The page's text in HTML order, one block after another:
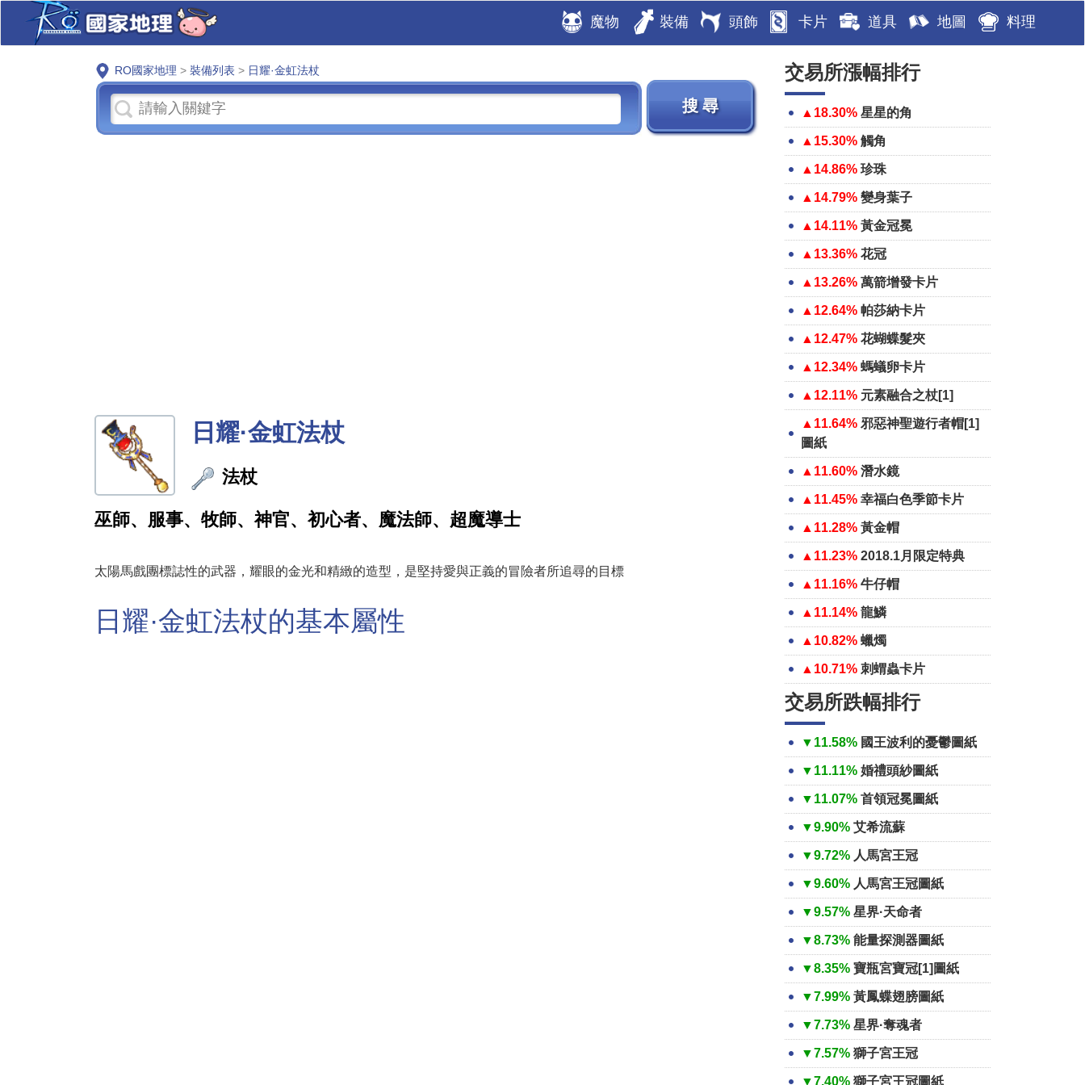
魔物 裝備 頭飾 卡片 道具 地圖 料理
RO國家地理 > 裝備列表 > 日耀·金虹法杖
日耀·金虹法杖
法杖
巫師、服事、牧師、神官、初心者、魔法師、超魔導士
太陽馬戲團標誌性的武器，耀眼的金光和精緻的造型，是堅持愛與正義的冒險者所追尋的目標
日耀·金虹法杖的基本屬性
交易所漲幅排行
▲18.30% 星星的角
▲15.30% 觸角
▲14.86% 珍珠
▲14.79% 變身葉子
▲14.11% 黃金冠冕
▲13.36% 花冠
▲13.26% 萬箭增發卡片
▲12.64% 帕莎納卡片
▲12.47% 花蝴蝶髮夾
▲12.34% 螞蟻卵卡片
▲12.11% 元素融合之杖[1]
▲11.64% 邪惡神聖遊行者帽[1]
圖紙
▲11.60% 潛水鏡
▲11.45% 幸福白色季節卡片
▲11.28% 黃金帽
▲11.23% 2018.1月限定特典
▲11.16% 牛仔帽
▲11.14% 龍鱗
▲10.82% 蠟燭
▲10.71% 刺蝟蟲卡片
交易所跌幅排行
▼11.58% 國王波利的憂鬱圖紙
▼11.11% 婚禮頭紗圖紙
▼11.07% 首領冠冕圖紙
▼9.90% 艾希流蘇
▼9.72% 人馬宮王冠
▼9.60% 人馬宮王冠圖紙
▼9.57% 星界·天命者
▼8.73% 能量探測器圖紙
▼8.35% 寶瓶宮寶冠[1]圖紙
▼7.99% 黃鳳蝶翅膀圖紙
▼7.73% 星界·奪魂者
▼7.57% 獅子宮王冠
▼7.40% 獅子宮王冠圖紙